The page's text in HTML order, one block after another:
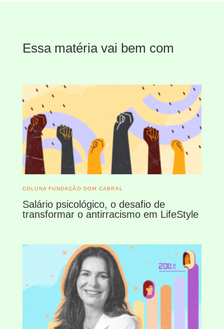
Essa matéria vai bem com
COLUNA FUNDAÇÃO DOM CABRAL
Salário psicológico, o desafio de
transformar o antirracismo em LifeStyle